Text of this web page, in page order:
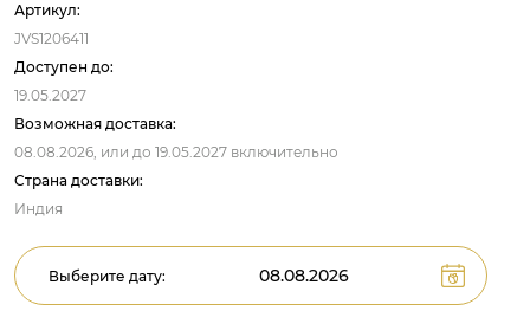
Артикул:
JVS1206411
Доступен до:
19.05.2027
Возможная доставка:
08.08.2026, или до 19.05.2027 включительно
Страна доставки:
Индия
Выберите дату: